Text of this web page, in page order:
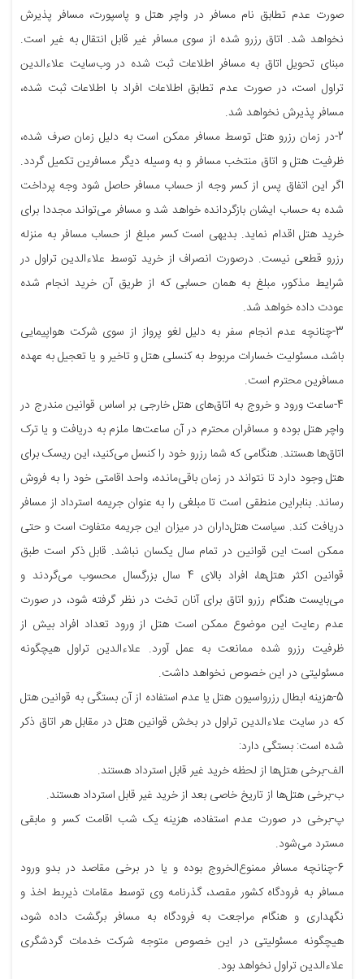
صورت عدم تطابق نام مسافر در واچر هتل و پاسپورت، مسافر پذیرش
نخواهد شد. اتاق رزرو شده از سوی مسافر غیر قابل انتقال به غیر است.
مبنای تحویل اتاق به مسافر اطلاعات ثبت شده در وب‌سایت علاءالدین
تراول است، در صورت عدم تطابق اطلاعات افراد با اطلاعات ثبت شده،
مسافر پذیرش نخواهد شد.
2-در زمان رزرو هتل توسط مسافر ممکن است به دلیل زمان صرف شده،
ظرفیت هتل و اتاق منتخب مسافر و به وسیله دیگر مسافرین تکمیل گردد.
اگر این اتفاق پس از کسر وجه از حساب مسافر حاصل شود وجه پرداخت
شده به حساب ایشان بازگردانده خواهد شد و مسافر می‌تواند مجددا برای
خرید هتل اقدام نماید. بدیهی است کسر مبلغ از حساب مسافر به منزله
رزرو قطعی نیست. درصورت انصراف از خرید توسط علاءالدین تراول در
شرایط مذکور، مبلغ به همان حسابی که از طریق آن خرید انجام شده
عودت داده خواهد شد.
3-چنانچه عدم انجام سفر به دلیل لغو پرواز از سوی شرکت هواپیمایی
باشد، مسئولیت خسارات مربوط به کنسلی هتل و تاخیر و یا تعجیل به عهده
مسافرین محترم است.
4-ساعت ورود و خروج به اتاق‌های هتل خارجی بر اساس قوانین مندرج در
واچر هتل بوده و مسافران محترم در آن ساعت‌ها ملزم به دریافت و یا ترک
اتاق‌ها هستند. هنگامی که شما رزرو خود را کنسل می‌کنید، این ریسک برای
هتل وجود دارد تا نتواند در زمان باقی‌مانده، واحد اقامتی خود را به فروش
رساند. بنابراین منطقی است تا مبلغی را به عنوان جریمه‌ استرداد از مسافر
دریافت کند. سیاست هتل‌داران در میزان این جریمه متفاوت است و حتی
ممکن است این قوانین در تمام سال یکسان نباشد. قابل ذکر است طبق
قوانین اکثر هتل‌ها، افراد بالای 4 سال بزرگسال محسوب می‌گردند و
می‌بایست هنگام رزرو اتاق برای آنان تخت در نظر گرفته شود، در صورت
عدم رعایت این موضوع ممکن است هتل از ورود تعداد افراد بیش از
ظرفیت رزرو شده ممانعت به عمل آورد. علاءالدین تراول هیچگونه
مسئولیتی در این خصوص نخواهد داشت.
5-هزینه ابطال رزرواسیون هتل یا عدم استفاده از آن بستگی به قوانین هتل
که در سایت علاءالدین تراول در بخش قوانین هتل در مقابل هر اتاق ذکر
شده است: بستگی دارد:
الف-برخی هتل‌ها از لحظه خرید غیر قابل استرداد هستند.
ب-برخی هتل‌ها از تاریخ خاصی بعد از خرید غیر قابل استرداد هستند.
پ-برخی در صورت عدم استفاده، هزینه یک شب اقامت کسر و مابقی
مسترد می‌شود.
6-چنانچه مسافر ممنوع‌الخروج بوده و یا در برخی مقاصد در بدو ورود
مسافر به فرودگاه کشور مقصد، گذرنامه وی توسط مقامات ذیربط اخذ و
نگهداری و هنگام مراجعت به فرودگاه به مسافر برگشت داده شود،
هیچگونه مسئولیتی در این خصوص متوجه شرکت خدمات گردشگری
علاءالدین تراول نخواهد بود.